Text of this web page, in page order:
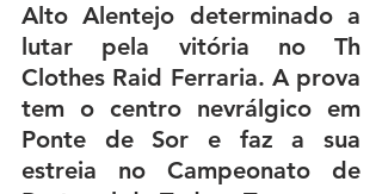
Alto Alentejo determinado a
lutar pela vitória no Th
Clothes Raid Ferraria. A prova
tem o centro nevrálgico em
Ponte de Sor e faz a sua
estreia no Campeonato de